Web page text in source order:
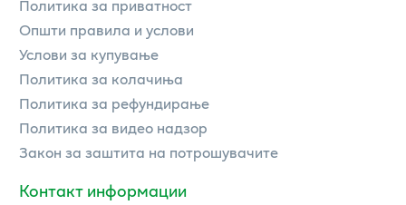
Политика за приватност
Општи правила и услови
Услови за купување
Политика за колачиња
Политика за рефундирање
Политика за видео надзор
Закон за заштита на потрошувачите
Контакт информации